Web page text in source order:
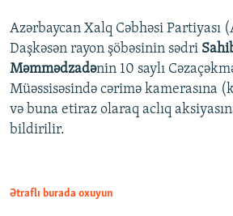
Auto 240p 360p
720p 1080p
Azərbaycan Xalq Cəbhəsi Partiyası
Daşkəsən rayon şöbəsinin sədri
Məmmədzadənin 10 saylı
Müəssisəsində cərimə kamerasına
və buna etiraz olaraq aclıq
bildirilir.
Ətraflı burada oxuyun